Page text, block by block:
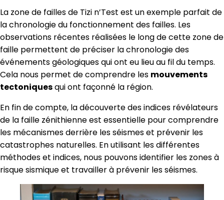
La zone de failles de Tizi n’Test est un exemple parfait de
la chronologie du fonctionnement des failles. Les
observations récentes réalisées le long de cette zone de
faille permettent de préciser la chronologie des
événements géologiques qui ont eu lieu au fil du temps.
Cela nous permet de comprendre les mouvements
tectoniquesqui ont façonné la région.
En fin de compte, la découverte des indices révélateurs
de la faille zénithienne est essentielle pour comprendre
les mécanismes derrière les séismes et prévenir les
catastrophes naturelles. En utilisant les différentes
méthodes et indices, nous pouvons identifier les zones à
risque sismique et travailler à prévenir les séismes.